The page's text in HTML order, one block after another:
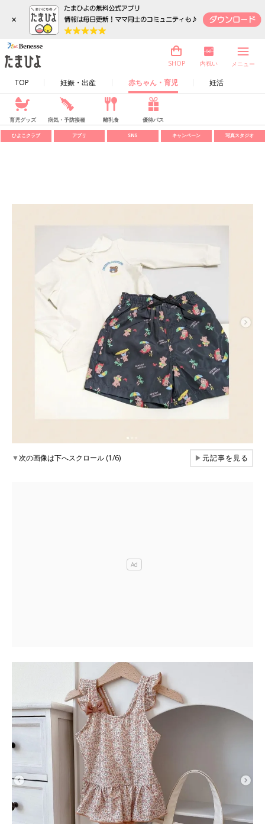
×
TOP 妊娠・出産 赤ちゃん・育児 妊活
SHOP 内祝い メニュー
育児グッズ 病気・予防接種 離乳食 優待パス
ひよこクラブ アプリ SNS キャンペーン 写真スタジオ
▼次の画像は下へスクロール (1/6) ▶元記事を見る